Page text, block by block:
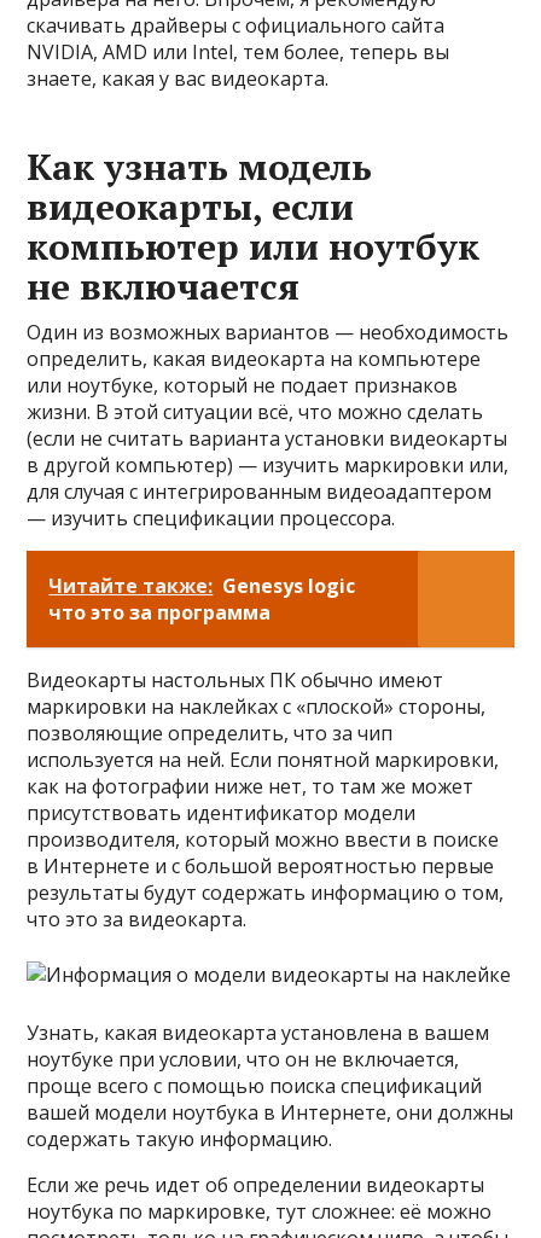
скачивать драйверы с официального сайта
NVIDIA, AMD или Intel, тем более, теперь вы
знаете, какая у вас видеокарта.
Как узнать модель
видеокарты, если
компьютер или ноутбук
не включается
Один из возможных вариантов — необходимость
определить, какая видеокарта на компьютере
или ноутбуке, который не подает признаков
жизни. В этой ситуации всё, что можно сделать
(если не считать варианта установки видеокарты
в другой компьютер) — изучить маркировки или,
для случая с интегрированным видеоадаптером
— изучить спецификации процессора.
Читайте также: Genesys logic
что это за программа
Видеокарты настольных ПК обычно имеют
маркировки на наклейках с «плоской» стороны,
позволяющие определить, что за чип
используется на ней. Если понятной маркировки,
как на фотографии ниже нет, то там же может
присутствовать идентификатор модели
производителя, который можно ввести в поиске
в Интернете и с большой вероятностью первые
результаты будут содержать информацию о том,
что это за видеокарта.
Узнать, какая видеокарта установлена в вашем
ноутбуке при условии, что он не включается,
проще всего с помощью поиска спецификаций
вашей модели ноутбука в Интернете, они должны
содержать такую информацию.
Если же речь идет об определении видеокарты
ноутбука по маркировке, тут сложнее: её можно